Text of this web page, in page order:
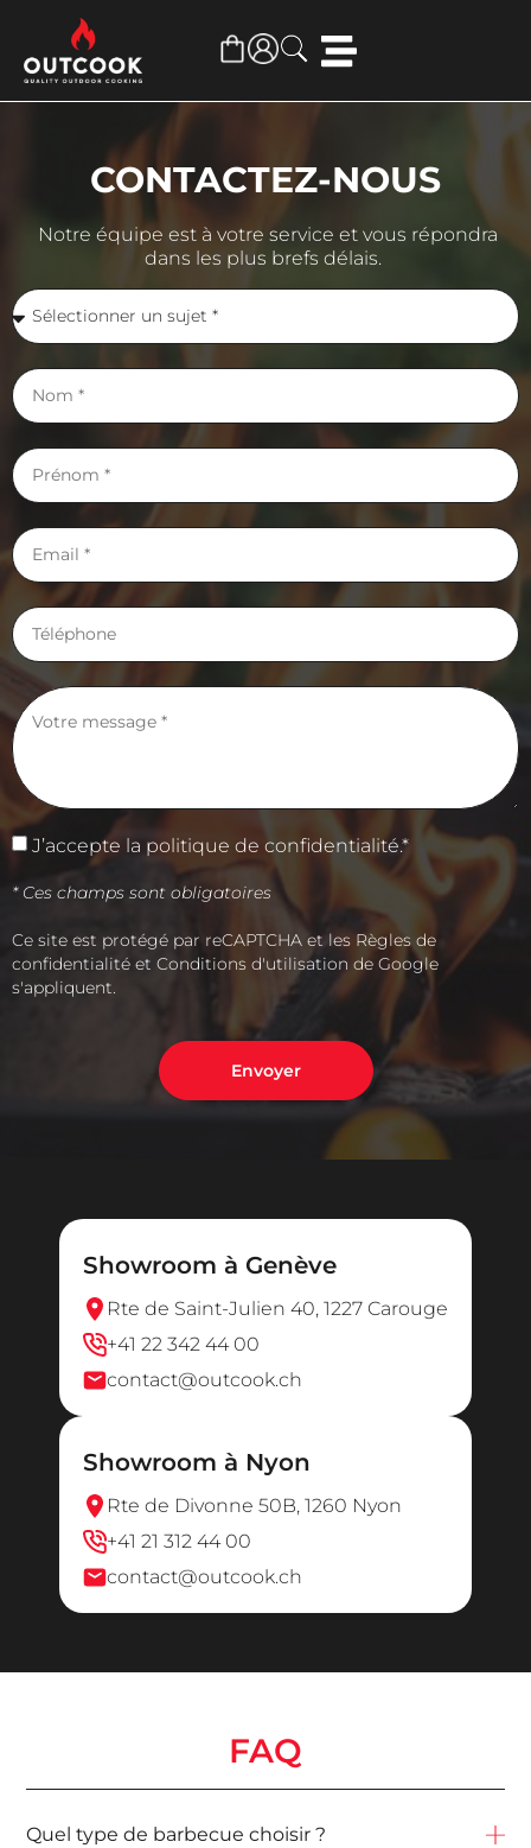
CONTACTEZ-NOUS
Notre équipe est à votre service et vous répondra
dans les plus brefs délais.
J’accepte la politique de confidentialité.*
* Ces champs sont obligatoires
Ce site est protégé par reCAPTCHA et les Règles de
confidentialité et Conditions d'utilisation de Google
s'appliquent.
Envoyer
Showroom à Genève
Rte de Saint-Julien 40, 1227 Carouge
+41 22 342 44 00
contact@outcook.ch
Showroom à Nyon
Rte de Divonne 50B, 1260 Nyon
+41 21 312 44 00
contact@outcook.ch
FAQ
Quel type de barbecue choisir ?